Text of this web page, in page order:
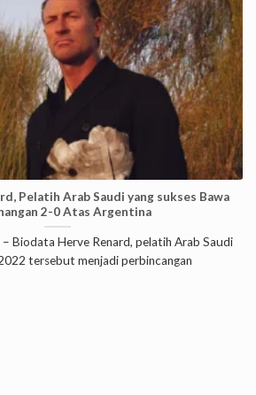
Pelatih Arab Saudi yang sukses Bawa
2-0 Atas Argentina
– Biodata Herve Renard, pelatih Arab Saudi
tersebut menjadi perbincangan